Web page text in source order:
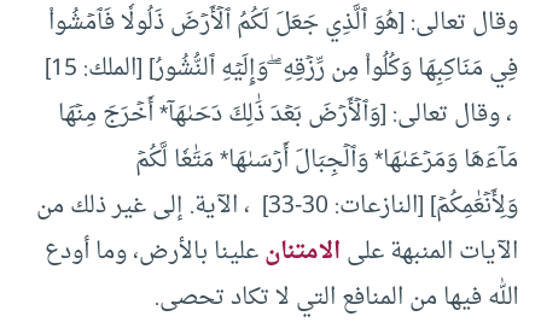
وقال تعالى: [هُوَ ٱلَّذِي ‌جَعَلَ ‌لَكُمُ ٱلۡأَرۡضَ ذَلُولٗا فَٱمۡشُواْ
فِي مَنَاكِبِهَا وَكُلُواْ مِن رِّزۡقِهِۦۖ وَإِلَيۡهِ ٱلنُّشُورُ] [الملك: 15]
، وقال تعالى: [وَٱلۡأَرۡضَ بَعۡدَ ذَٰلِكَ ‌دَحَىٰهَآ* أَخۡرَجَ مِنۡهَا
مَآءَهَا وَمَرۡعَىٰهَا* وَٱلۡجِبَالَ أَرۡسَىٰهَا* مَتَٰعٗا لَّكُمۡ
وَلِأَنۡعَٰمِكُمۡ] [النازعات: 30-33] ، الآية. إلى غير ذلك من
الآيات المنبهة علىالامتنانعلينا بالأرض، وما أودع
الله فيها من المنافع التي لا تكاد تحصى.